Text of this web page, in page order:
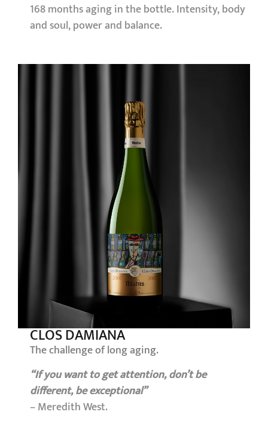
168 months aging in the bottle. Intensity, body
and soul, power and balance.
CLOS DAMIANA
The challenge of long aging.
“If you want to get attention, don’t be
different, be exceptional”
– Meredith West.